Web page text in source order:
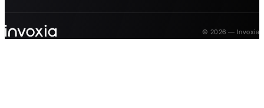
© 2026 — Invoxia